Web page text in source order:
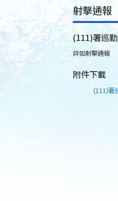
射擊通報
(111)署巡
詳如射擊通報
附件下載
(111)署